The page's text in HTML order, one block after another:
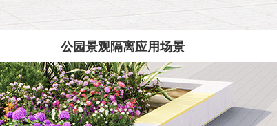
公园景观隔离应用场景